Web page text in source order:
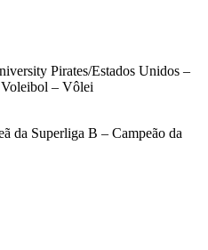
Pirates/Estados Unidos –
– Vôlei
da Superliga B – Campeão da